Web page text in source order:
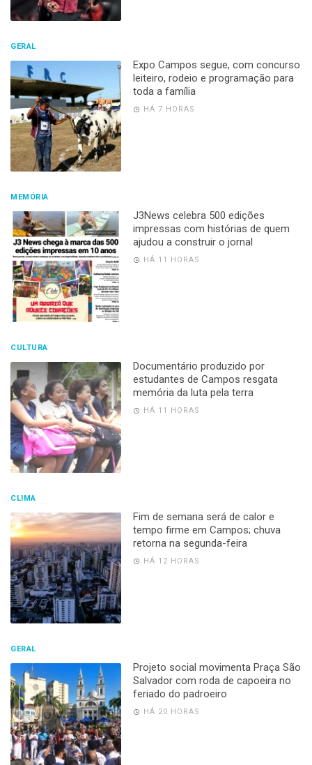
GERAL
Expo Campos segue, com concurso
leiteiro, rodeio e programação para
toda a família
HÁ 7 HORAS
MEMÓRIA
J3News celebra 500 edições
impressas com histórias de quem
ajudou a construir o jornal
HÁ 11 HORAS
CULTURA
Documentário produzido por
estudantes de Campos resgata
memória da luta pela terra
HÁ 11 HORAS
CLIMA
Fim de semana será de calor e
tempo firme em Campos; chuva
retorna na segunda-feira
HÁ 12 HORAS
GERAL
Projeto social movimenta Praça São
Salvador com roda de capoeira no
feriado do padroeiro
HÁ 20 HORAS